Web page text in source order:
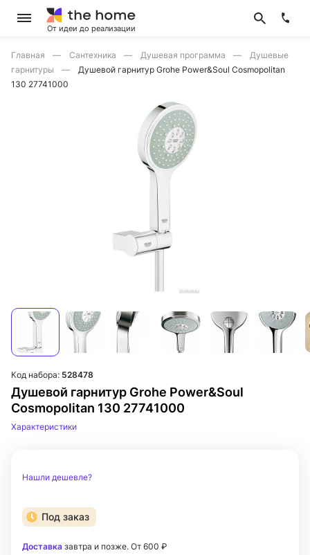
От идеи до реализации
Главная Сантехника Душевая программа
Душевые
гарнитуры
Душевой гарнитур Grohe Power&Soul Cosmopolitan
130 27741000
Душевой гарнитур Grohe Power&Soul
Cosmopolitan 130 27741000
Код набора: 528478
Характеристики
Нашли дешевле?
Под заказ
Доставка завтра и позже. От 600 ₽